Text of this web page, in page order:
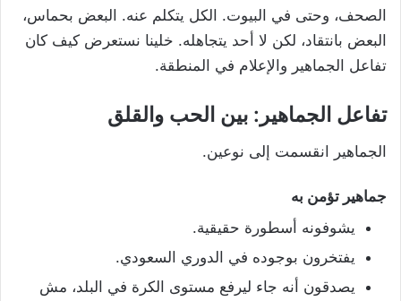
الصحف، وحتى في البيوت. الكل يتكلم عنه. البعض بحماس،
البعض بانتقاد، لكن لا أحد يتجاهله. خلينا نستعرض كيف كان
تفاعل الجماهير والإعلام في المنطقة.
تفاعل الجماهير: بين الحب والقلق
الجماهير انقسمت إلى نوعين.
جماهير تؤمن به
يشوفونه أسطورة حقيقية.
يفتخرون بوجوده في الدوري السعودي.
يصدقون أنه جاء ليرفع مستوى الكرة في البلد، مش